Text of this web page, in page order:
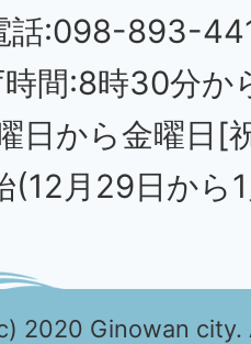
話:098-893-
時間:8時30分か
日から金曜日[
(12月29日から
2020 Ginowan city.